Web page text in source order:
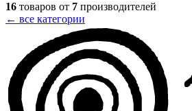
16 товаров от 7 производителей
← все категории